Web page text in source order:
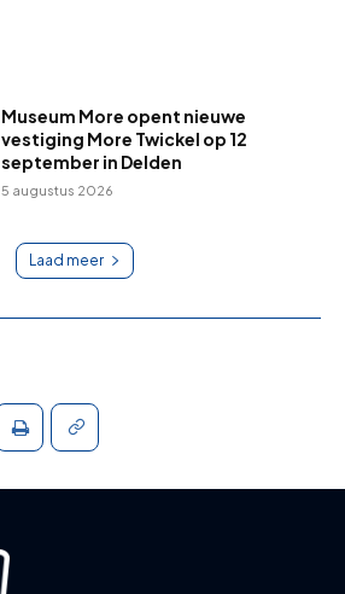
Museum More opent nieuwe
vestiging More Twickel op 12
september in Delden
5 augustus 2026
Laad meer